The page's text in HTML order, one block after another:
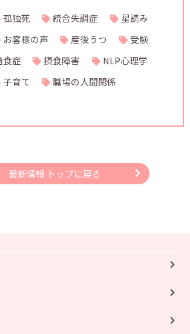
孤独死 統合失調症
星読み
お客様の声 産後うつ
受験
食症 摂食障害
NLP心理学
子育て
職場の人間関係
最新情報 トップに戻る